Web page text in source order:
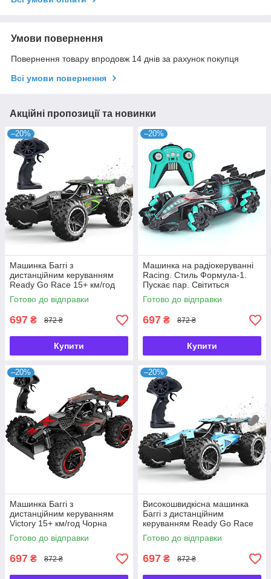
Умови повернення
Повернення товару впродовж 14 днів за рахунок покупця
Всі умови повернення
Акційні пропозиції та новинки
–20%
Машинка Баггі з
дистанційним керуванням
Ready Go Race 15+ км/год
Готово до відправки
697 ₴ 872 ₴
Купити
–20%
Машинка на радіокеруванні
Racing. Стиль Формула-1.
Пускає пар. Світиться
Готово до відправки
697 ₴ 872 ₴
Купити
–20%
Машинка Баггі з
дистанційним керуванням
Victory 15+ км/год Чорна
Готово до відправки
697 ₴ 872 ₴
–20%
Високошвидкісна машинка
Баггі з дистанційним
керуванням Ready Go Race
15+ км/год
Готово до відправки
697 ₴ 872 ₴